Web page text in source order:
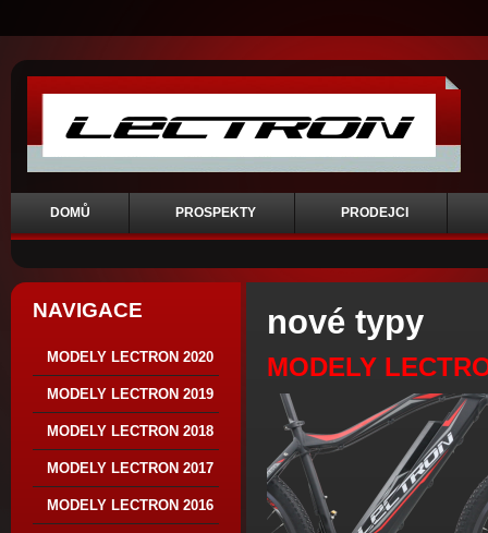
DOMŮ PROSPEKTY PRODEJCI
NAVIGACE
MODELY LECTRON 2020
MODELY LECTRON 2019
MODELY LECTRON 2018
MODELY LECTRON 2017
MODELY LECTRON 2016
nové typy
MODELY